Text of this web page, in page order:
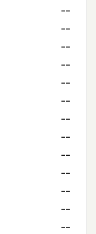
--
--
--
--
--
--
--
--
--
--
--
--
--